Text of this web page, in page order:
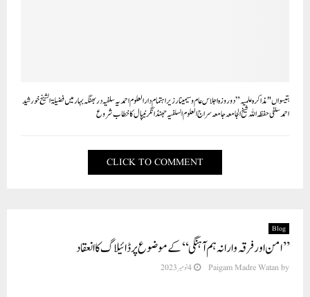
بتیسواں "مذاکرہ علمیہ” دو روزہ اجلاس عام و سیمینار زیر اہتمام دارالعلوم احمدیہ سلفیہ دربھنگہ بہار میں فضیلۃ الشیخ خورشید
احمد سلفی حفظہ اللہ شیخ الجامعہ جامعہ سراج العلوم السلفیہ جھنڈانگر نیپال کا خطاب شروع
CLICK TO COMMENT
Blog
’’امن اور فرقہ وارانہ ہم آہنگی‘‘کے موضوع پر ڈائیلاگ کا انعقاد
by
Paigam Madre Watan 4 نومبر 2023